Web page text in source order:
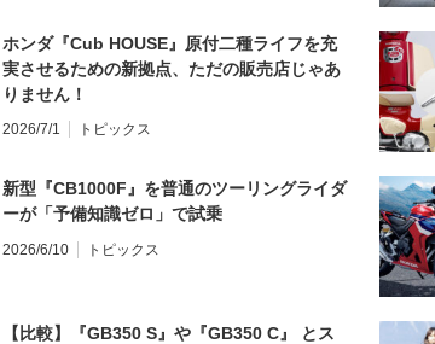
ホンダ『Cub HOUSE』原付二種ライフを充
実させるための新拠点、ただの販売店じゃあ
りません！
2026/7/1 トピックス
新型『CB1000F』を普通のツーリングライダ
ーが「予備知識ゼロ」で試乗
2026/6/10 トピックス
【比較】『GB350 S』や『GB350 C』 とス